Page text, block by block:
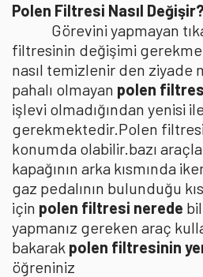
Polen Filtresi Nasıl Değişir?
Görevini yapmayan
filtresinin değişimi
nasıl temizlenir den ziyade
pahalı olmayan polen
işlevi olmadığından yenisi
gerekmektedir.Polen
konumda olabilir.bazı
kapağının arka kısmında
gaz pedalının bulunduğu
için polen filtresi nerede
yapmanız gereken araç
bakarak polen filtresinin
öğreniniz